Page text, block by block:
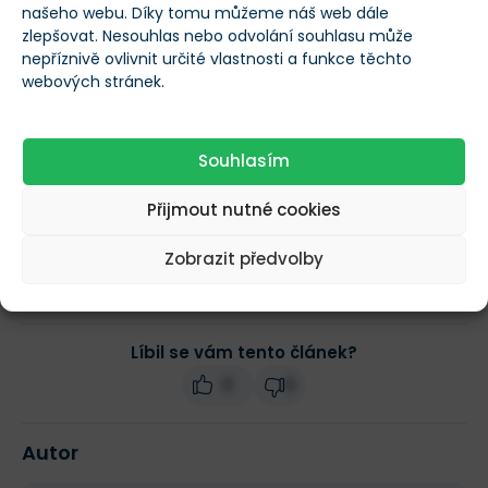
našeho webu. Díky tomu můžeme náš web dále
zlepšovat. Nesouhlas nebo odvolání souhlasu může
nepříznivě ovlivnit určité vlastnosti a funkce těchto
webových stránek.
Souhlasím
Přijmout nutné cookies
Zobrazit předvolby
Přečteno: 16 % článku Zbývá: 84 %
Odemknout článek
Jste již členem? Přihlášení
Předplatné může být kdykoliv zrušeno
Líbil se vám tento článek?
Autor